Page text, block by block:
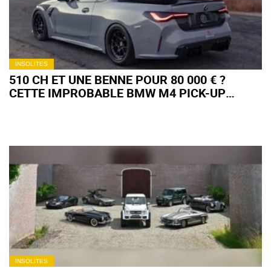
INSOLITES
510 CH ET UNE BENNE POUR 80 000 € ?
CETTE IMPROBABLE BMW M4 PICK-UP
INSOLITES